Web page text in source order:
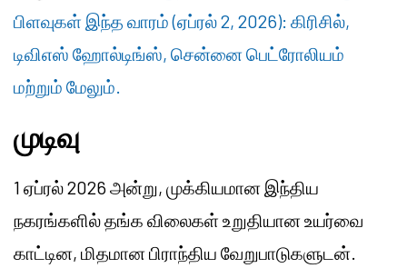
பிளவுகள் இந்த வாரம் (ஏப்ரல் 2, 2026): கிரிசில்,
டிவிஎஸ் ஹோல்டிங்ஸ், சென்னை பெட்ரோலியம்
மற்றும் மேலும்.
முடிவு
1 ஏப்ரல் 2026 அன்று, முக்கியமான இந்திய
நகரங்களில் தங்க விலைகள் உறுதியான உயர்வை
காட்டின, மிதமான பிராந்திய வேறுபாடுகளுடன்.